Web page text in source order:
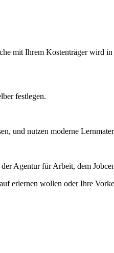
mit Ihrem Kostenträger
festlegen.
und nutzen moderne
Agentur für Arbeit, dem
erlernen wollen oder Ihre